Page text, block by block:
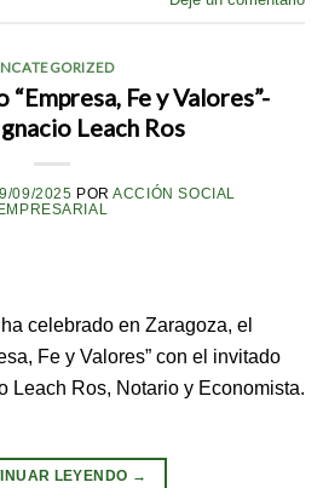
Fe y Valores”-
Leach Ros
09/2025 PORACCIÓN SOCIAL
EMPRESARIAL
celebrado en Zaragoza, el
Fe y Valores” con el invitado
Leach Ros, Notario y Economista.
LEYENDO →